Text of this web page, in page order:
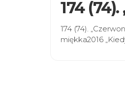
174
174 (74).
miękka2016